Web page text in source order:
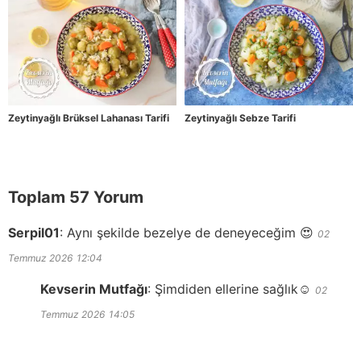
Zeytinyağlı Brüksel Lahanası Tarifi Zeytinyağlı Sebze Tarifi
Toplam 57 Yorum
Serpil01: Aynı şekilde bezelye de deneyeceğim 😍 02
Temmuz 2026 12:04
Kevserin Mutfağı: Şimdiden ellerine sağlık☺️ 02
Temmuz 2026 14:05